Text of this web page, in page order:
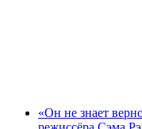
«Он не знает